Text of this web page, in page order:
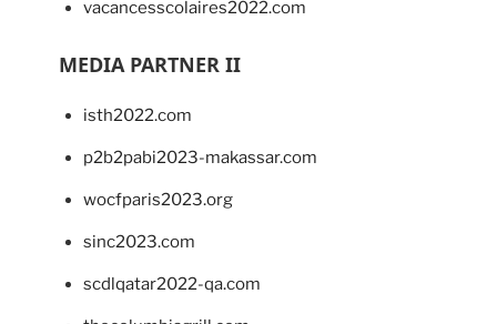
vacancesscolaires2022.com
MEDIA PARTNER II
isth2022.com
p2b2pabi2023-makassar.com
wocfparis2023.org
sinc2023.com
scdlqatar2022-qa.com